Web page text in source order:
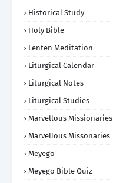
Historical Study
Holy Bible
Lenten Meditation
Liturgical Calendar
Liturgical Notes
Liturgical Studies
Marvellous Missionaries
Marvellous Missonaries
Meyego
Meyego Bible Quiz